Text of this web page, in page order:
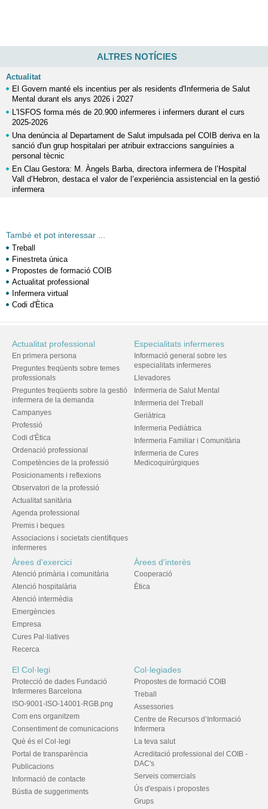
ALTRES NOTÍCIES
Actualitat
El Govern manté els incentius per als residents d'Infermeria de Salut
Mental durant els anys 2026 i 2027
L'ISFOS forma més de 20.900 infermeres i infermers durant el curs
2025-2026
Una denúncia al Departament de Salut impulsada pel COIB deriva en la
sanció d'un grup hospitalari per atribuir extraccions sanguínies a
personal tècnic
En Clau Gestora: M. Àngels Barba, directora infermera de l’Hospital
Vall d’Hebron, destaca el valor de l’experiència assistencial en la gestió
infermera
També et pot interessar ...
Treball
Finestreta única
Propostes de formació COIB
Actualitat professional
Infermera virtual
Codi d'Ètica
Actualitat professional
En primera persona
Preguntes freqüents sobre temes
professionals
Preguntes freqüents sobre la gestió
infermera de la demanda
Campanyes
Professió
Codi d'Ètica
Ordenació professional
Competències de la professió
Posicionaments i reflexions
Observatori de la professió
Actualitat sanitària
Agenda professional
Premis i beques
Associacions i societats científiques
infermeres
Especialitats infermeres
Informació general sobre les
especialitats infermeres
Llevadores
Infermeria de Salut Mental
Infermeria del Treball
Geriàtrica
Infermeria Pediàtrica
Infermeria Familiar i Comunitària
Infermeria de Cures
Medicoquirúrgiques
Àrees d'exercici
Atenció primària i comunitària
Atenció hospitalària
Atenció intermèdia
Emergències
Empresa
Cures Pal·liatives
Recerca
Àrees d'interès
Cooperació
Ètica
El Col·legi
Protecció de dades Fundació
Infermeres Barcelona
ISO-9001-ISO-14001-RGB.png
Com ens organitzem
Consentiment de comunicacions
Què és el Col·legi
Portal de transparència
Publicacions
Informació de contacte
Bústia de suggeriments
Col·legiades
Propostes de formació COIB
Treball
Assessories
Centre de Recursos d’Informació
Infermera
La teva salut
Acreditació professional del COIB -
DAC's
Serveis comercials
Ús d'espais i propostes
Grups